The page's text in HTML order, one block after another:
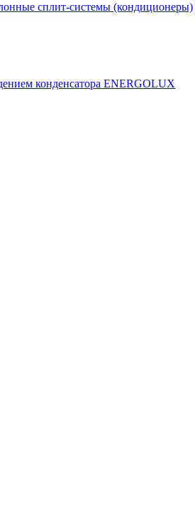
сплит-системы (кондиционеры)
конденсатора ENERGOLUX